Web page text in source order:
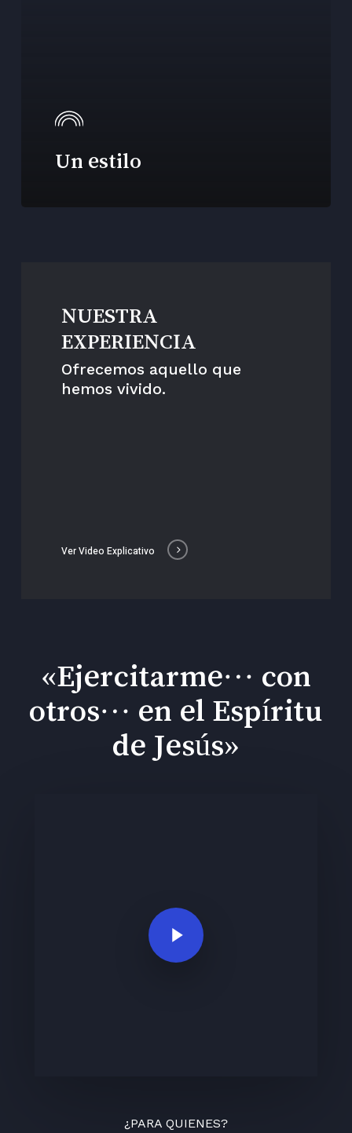
Un estilo
NUESTRA
EXPERIENCIA
Ofrecemos aquello que
hemos vivido.
Ver Video Explicativo
«Ejercitarme… con
otros… en el Espíritu
de Jesús»
Play Video
¿PARA QUIENES?